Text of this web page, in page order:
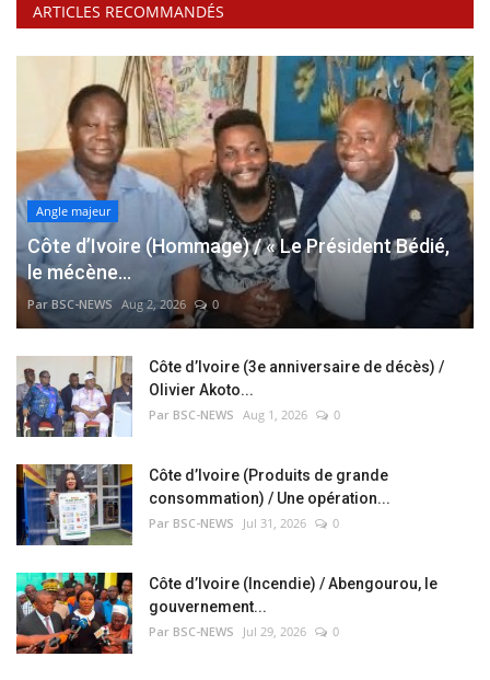
ARTICLES RECOMMANDÉS
Angle majeur
Côte d’Ivoire (Hommage) / « Le Président Bédié,
le mécène...
Par BSC-NEWS Aug 2, 2026 0
Côte d’Ivoire (3e anniversaire de décès) /
Olivier Akoto...
Par BSC-NEWS Aug 1, 2026 0
Côte d’Ivoire (Produits de grande
consommation) / Une opération...
Par BSC-NEWS Jul 31, 2026 0
Côte d’Ivoire (Incendie) / Abengourou, le
gouvernement...
Par BSC-NEWS Jul 29, 2026 0